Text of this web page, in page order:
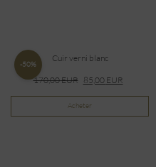
-50%
Cuir verni blanc
170,00EUR 85,00 EUR
Acheter